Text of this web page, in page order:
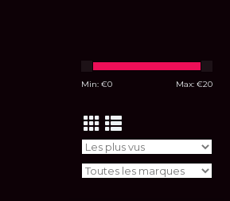
Min: €0 Max: €20